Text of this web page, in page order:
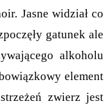
Jasne widział co
gatunek ale
alkoholu
element
zwierz jest